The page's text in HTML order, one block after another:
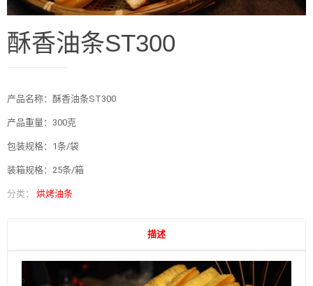
酥香油条ST300
产品名称：酥香油条ST300
产品重量：300克
包装规格：1条/袋
装箱规格：25条/箱
分类： 烘烤油条
描述